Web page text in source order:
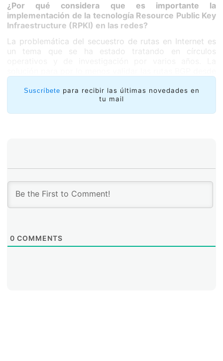
¿Por qué considera que es importante la
implementación de la tecnología Resource Public Key
Infraestructure (RPKI) en las redes?
La problemática del secuestro de rutas en Internet es
un tema que se ha estado tratando en círculos
el origen la provee la implementación de RPKI en la
infraestructura, teniendo presente que la operación de
las redes académicas se realiza por medio de BGP y
que con cada una de las instituciones conectadas a la
Suscríbete para recibir las últimas novedades en
tu mail
0 COMMENTS